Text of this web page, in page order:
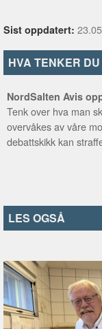
Sist oppdatert:
HVA TENKER DU
NordSalten Avis
Tenk over hva man
overvåkes av våre
debattskikk kan
LES OGSÅ